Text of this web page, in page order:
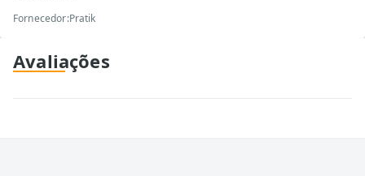
Fornecedor:Pratik
Avaliações